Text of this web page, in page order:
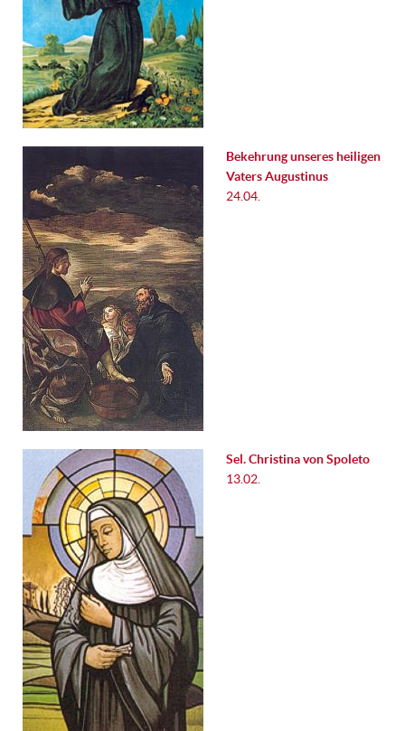
Bekehrung unseres heiligen
Vaters Augustinus
24.04.
Sel. Christina von Spoleto
13.02.